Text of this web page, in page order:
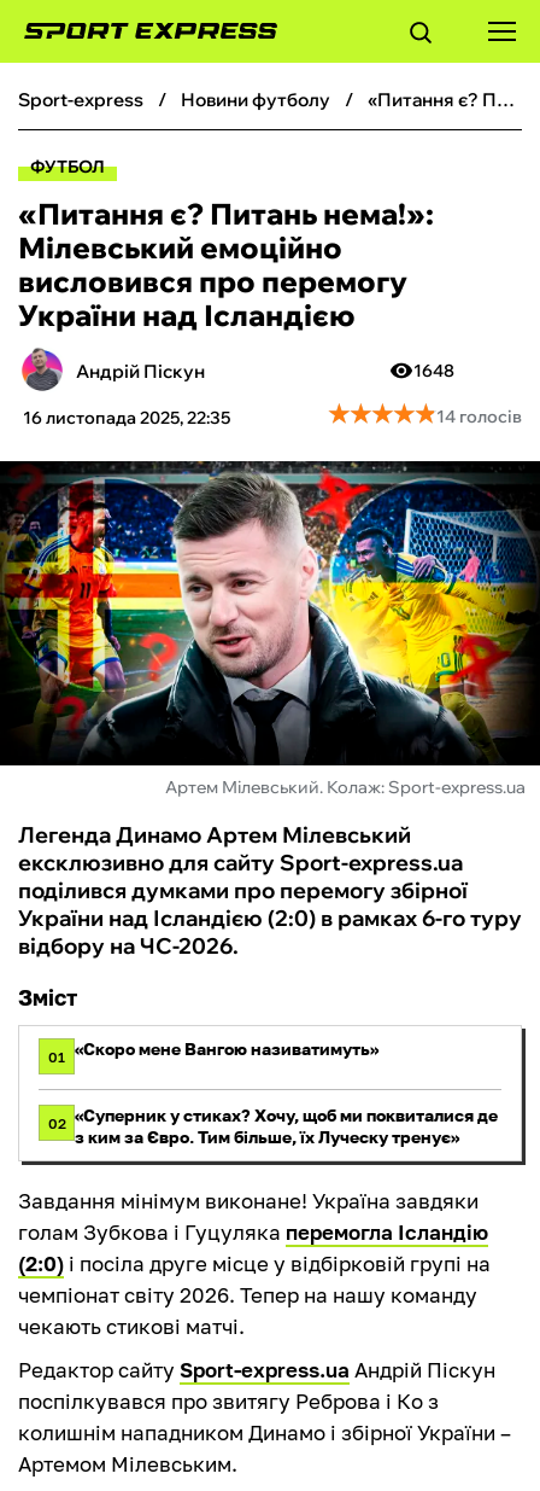
ФУТБОЛ
БОКС
ХОКЕЙ
ТЕНІС
КІБЕРСПОРТ
ЧС-2026
ФУТЗАЛ
ІНШІ
БУКМЕКЕРИ
sport-express новини футболу «Питання є? Питань нема!»: Мілевський емоційно висловився про перемогу України над Ісландією
ФУТБОЛ
«Питання є? Питань нема!»:
Мілевський емоційно
висловився про перемогу
України над Ісландією
Андрій Піскун
16 листопада 2025, 22:35
1648
★★★★★
★★★★★14 голосів
Артем Мілевський. Колаж: Sport-express.ua
Легенда Динамо Артем Мілевський
ексклюзивно для сайту Sport-express.ua
поділився думками про перемогу збірної
України над Ісландією (2:0) в рамках 6-го туру
відбору на ЧС-2026.
Зміст
01 «Скоро мене Вангою називатимуть»
02 «Суперник у стиках? Хочу, щоб ми поквиталися де
з ким за Євро. Тим більше, їх Луческу тренує»
Завдання мінімум виконане! Україна завдяки
голам Зубкова і Гуцуляка перемогла Ісландію
(2:0) і посіла друге місце у відбірковій групі на
чемпіонат світу 2026. Тепер на нашу команду
чекають стикові матчі.
Редактор сайту Sport-express.ua Андрій Піскун
поспілкувався про звитягу Реброва і Ко з
колишнім нападником Динамо і збірної України –
Артемом Мілевським.